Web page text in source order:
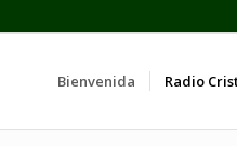
Bienvenida Radio